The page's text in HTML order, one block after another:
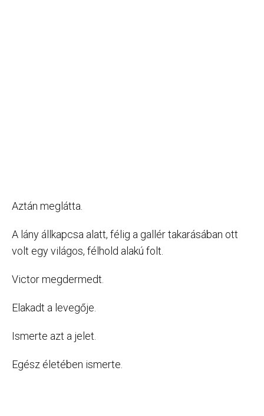
Aztán meglátta.
A lány állkapcsa alatt, félig a gallér takarásában ott
volt egy világos, félhold alakú folt.
Victor megdermedt.
Elakadt a levegője.
Ismerte azt a jelet.
Egész életében ismerte.